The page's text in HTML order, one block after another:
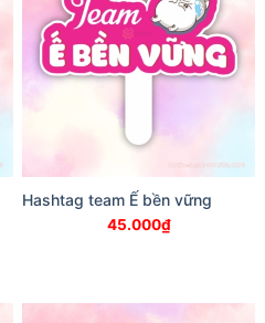
Hashtag team Ế bền vững
45.000₫